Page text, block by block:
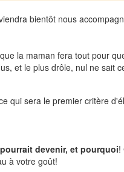
bientôt nous
la maman fera tout pour
et le plus drôle, nul ne sait
qui sera le premier critère
devenir, et pourquoi!
à votre goût!